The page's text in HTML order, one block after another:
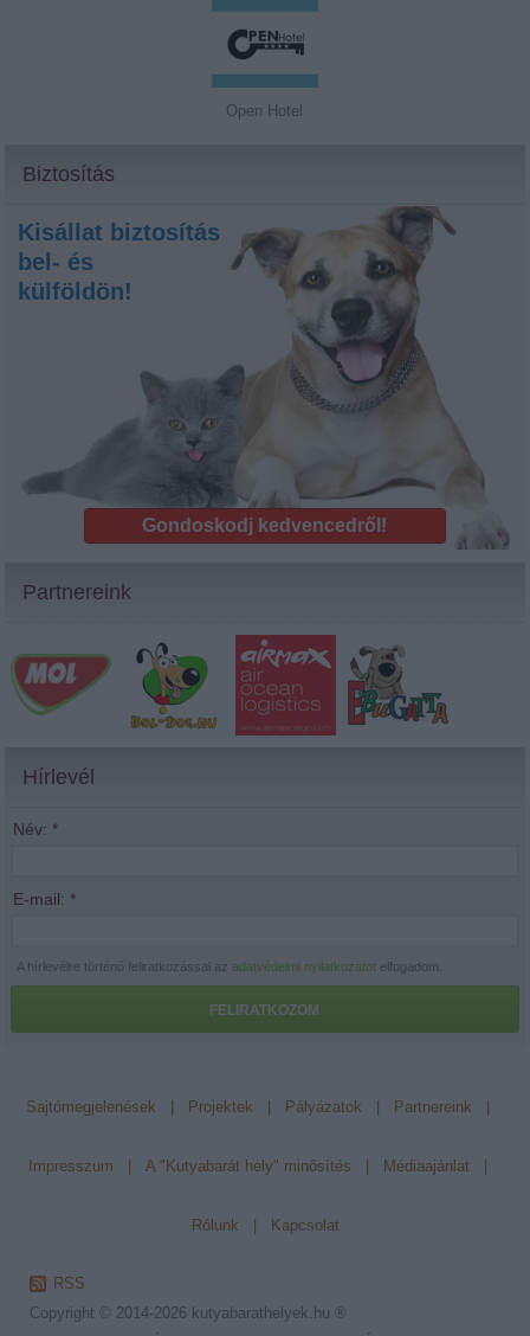
Open Hotel
Biztosítás
Kisállat biztosítás
bel- és
külföldön!
Gondoskodj kedvencedről!
Partnereink
Hírlevél
Név: *
E-mail: *
A hírlevélre történő feliratkozással azadatvédelmi nyilatkozatot elfogadom.
FELIRATKOZOM
Sajtómegjelenések Projektek Pályázatok Partnereink
Impresszum A "Kutyabarát hely" minősítés Médiaajánlat
Rólunk Kapcsolat
RSS
Copyright © 2014-2026 kutyabarathelyek.hu ®